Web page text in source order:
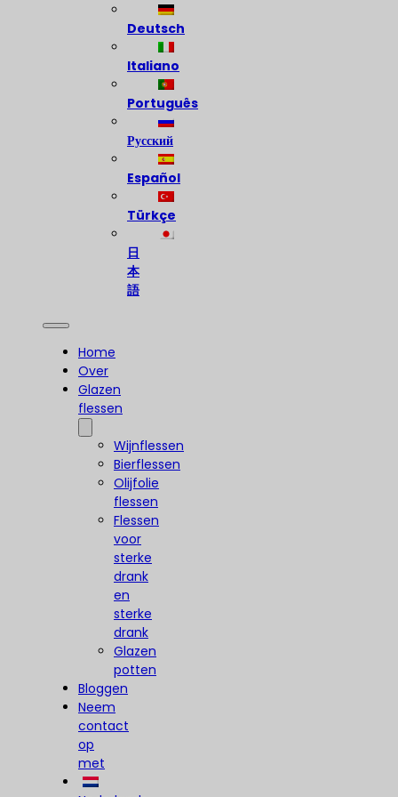
Deutsch
Italiano
Português
Русский
Español
Türkçe
日
本
語
Home
Over
Glazen
flessen
Wijnflessen
Bierflessen
Olijfolie
flessen
Flessen
voor
sterke
drank
en
sterke
drank
Glazen
potten
Bloggen
Neem
contact
op
met